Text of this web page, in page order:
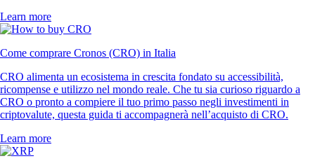
Learn more
Come comprare Cronos (CRO) in Italia
CRO alimenta un ecosistema in crescita fondato su accessibilità,
ricompense e utilizzo nel mondo reale. Che tu sia curioso riguardo a
CRO o pronto a compiere il tuo primo passo negli investimenti in
criptovalute, questa guida ti accompagnerà nell’acquisto di CRO.
Learn more